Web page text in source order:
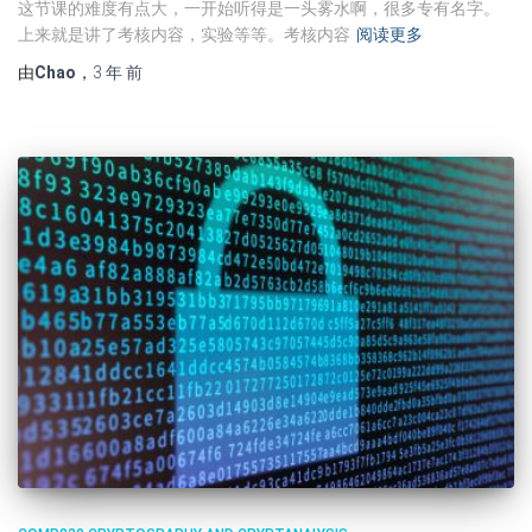
这节课的难度有点大，一开始听得是一头雾水啊，很多专有名字。
上来就是讲了考核内容，实验等等。考核内容 阅读更多
由Chao ， 3 年前